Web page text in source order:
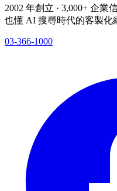
2002 年創立 · 3,000+ 企業
也懂 AI 搜尋時代的客製化
03-366-1000